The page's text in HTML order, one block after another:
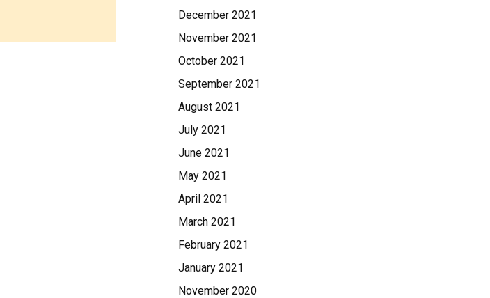
December 2021
November 2021
October 2021
September 2021
August 2021
July 2021
June 2021
May 2021
April 2021
March 2021
February 2021
January 2021
November 2020